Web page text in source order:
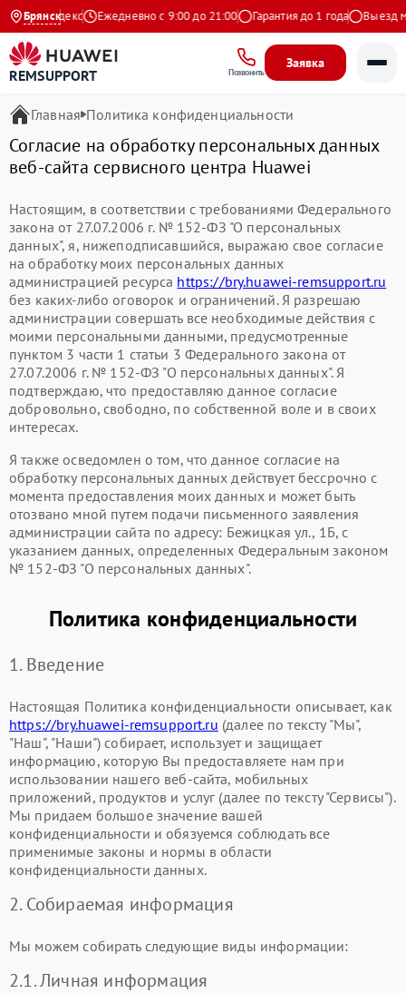
Брянск
4.9 на Яндекс Ежедневно с 9:00 до 21:00 Гарантия до 1 года Выезд
REMSUPPORT Позвонить
Заявка
Главная Политика конфиденциальности
Согласие на обработку персональных данных
веб-сайта сервисного центра Huawei
Настоящим, в соответствии с требованиями Федерального
закона от 27.07.2006 г. № 152-ФЗ "О персональных
данных", я, нижеподписавшийся, выражаю свое согласие
на обработку моих персональных данных
администрацией ресурса https://bry.huawei-remsupport.ru
без каких-либо оговорок и ограничений. Я разрешаю
администрации совершать все необходимые действия с
моими персональными данными, предусмотренные
пунктом 3 части 1 статьи 3 Федерального закона от
27.07.2006 г. № 152-ФЗ "О персональных данных". Я
подтверждаю, что предоставляю данное согласие
добровольно, свободно, по собственной воле и в своих
интересах.
Я также осведомлен о том, что данное согласие на
обработку персональных данных действует бессрочно с
момента предоставления моих данных и может быть
отозвано мной путем подачи письменного заявления
администрации сайта по адресу: Бежицкая ул., 1Б, с
указанием данных, определенных Федеральным законом
№ 152-ФЗ "О персональных данных".
Политика конфиденциальности
1. Введение
Настоящая Политика конфиденциальности описывает, как
https://bry.huawei-remsupport.ru (далее по тексту "Мы",
"Наш", "Наши") собирает, использует и защищает
информацию, которую Вы предоставляете нам при
использовании нашего веб-сайта, мобильных
приложений, продуктов и услуг (далее по тексту "Сервисы").
Мы придаем большое значение вашей
конфиденциальности и обязуемся соблюдать все
применимые законы и нормы в области
конфиденциальности данных.
2. Собираемая информация
Мы можем собирать следующие виды информации:
2.1. Личная информация